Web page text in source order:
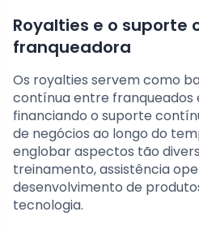
Royalties e o suporte
franqueadora
Os royalties servem como
contínua entre franqueados
financiando o suporte
de negócios ao longo do
englobar aspectos tão
treinamento, assistência
desenvolvimento de
tecnologia.